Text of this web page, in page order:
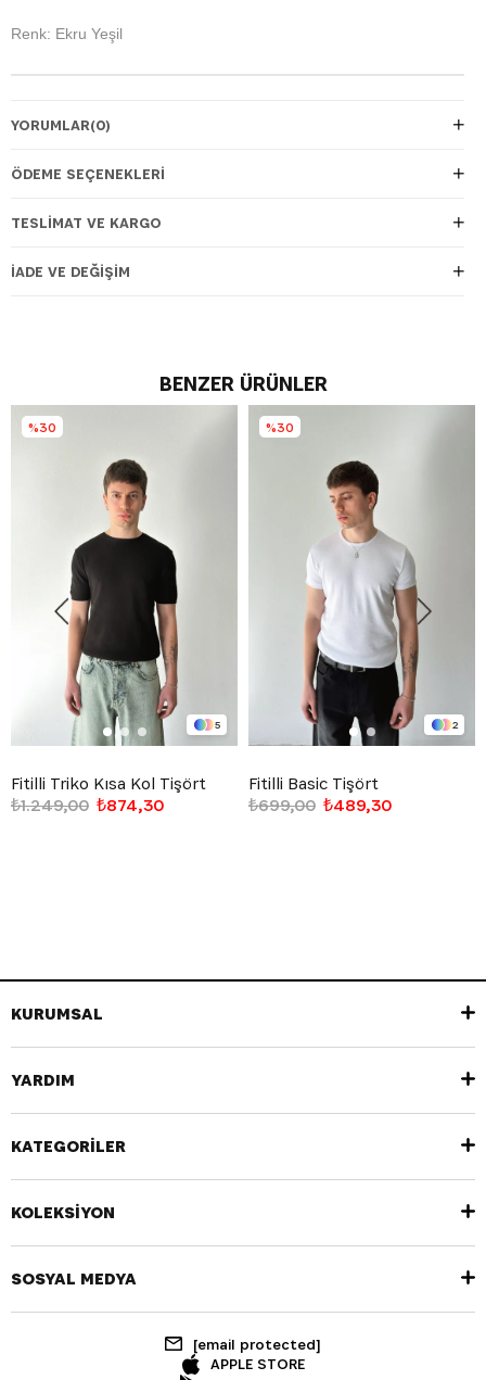
Renk: Ekru Yeşil
YORUMLAR(0)
ÖDEME SEÇENEKLERI
TESLIMAT VE KARGO
İADE VE DEĞIŞIM
BENZER ÜRÜNLER
5
Fitilli Triko Kısa Kol Tişört
₺874,30
₺1.249,00
%30
2
Fitilli Basic Tişört
₺489,30
₺699,00
%30
KURUMSAL
YARDIM
KATEGORİLER
KOLEKSİYON
SOSYAL MEDYA
[email protected]
APPLE STORE